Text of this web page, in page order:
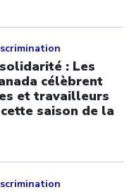
: Les
célèbrent
et travailleurs
saison de la